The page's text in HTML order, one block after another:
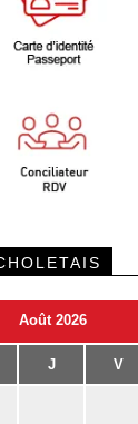
Août 2026
J V